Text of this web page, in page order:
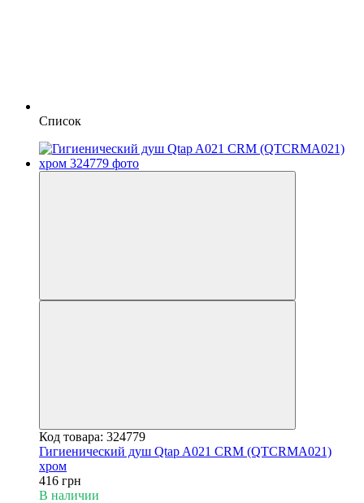
Список
Код товара: 324779
Гигиенический душ Qtap A021 CRM (QTCRMA021)
хром
416 грн
В наличии